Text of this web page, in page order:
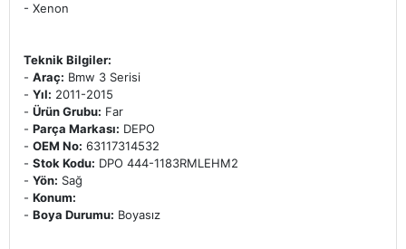
- Xenon
Teknik Bilgiler:
- Araç: Bmw 3 Serisi
- Yıl: 2011-2015
- Ürün Grubu: Far
- Parça Markası: DEPO
- OEM No: 63117314532
- Stok Kodu: DPO 444-1183RMLEHM2
- Yön: Sağ
- Konum:
- Boya Durumu: Boyasız